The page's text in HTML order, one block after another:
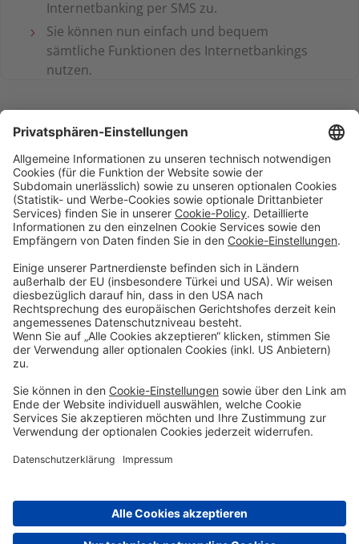
Internetbanking per SMS zu.
Sie können nun einfach und bequem
sämtliche Funktionen des Internetbankings
nutzen.
*Zinssätze p.a., nur für Privatkund:innen und gültig bis auf Widerruf.
Sparen & FinanzierenFirmenkundenDigitale Services
Priority Banking
Über UnsKarrierePresseImpressumBlog
SEPA-Echtzeitüberweisung
Geschäftsbedingungen Einlagensicherung DatenschutzhinweiseWhistleblowing
Cookie-Einstellungen